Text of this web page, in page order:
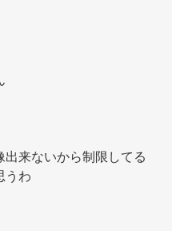
来ないから制限してる
うわ